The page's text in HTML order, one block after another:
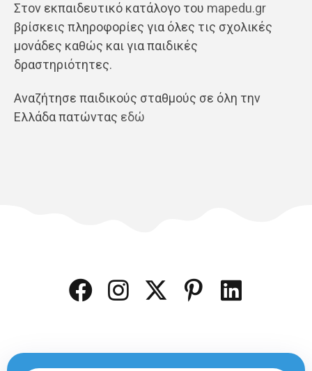
Στον εκπαιδευτικό κατάλογο του mapedu.gr
βρίσκεις πληροφορίες για όλες τις σχολικές
μονάδες καθώς και για παιδικές
δραστηριότητες.
Αναζήτησε παιδικούς σταθμούς σε όλη την
Ελλάδα πατώντας εδώ